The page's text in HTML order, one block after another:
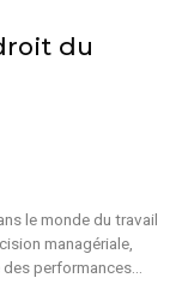
du
le monde du travail
managériale,
performances…